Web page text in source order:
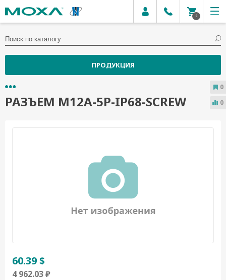
0
ПРОДУКЦИЯ
РАЗЪЕМ M12A-5P-IP68-SCREW
60.39 $
4 962.03 ₽
0
0